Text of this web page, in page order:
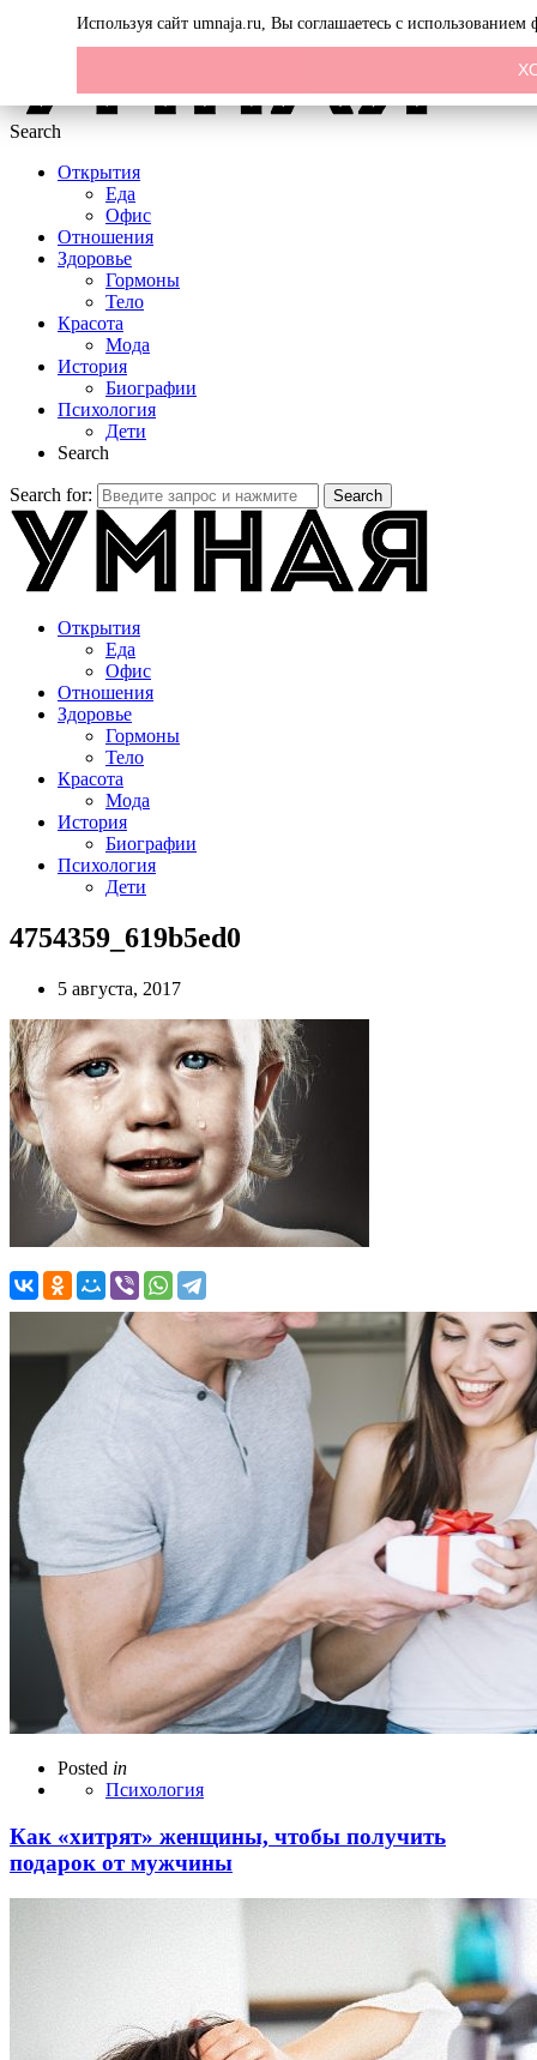
Search
Открытия
Еда
Офис
Отношения
Здоровье
Гормоны
Тело
Красота
Мода
История
Биографии
Психология
Дети
Search
Search for: Search
Открытия
Еда
Офис
Отношения
Здоровье
Гормоны
Тело
Красота
Мода
История
Биографии
Психология
Дети
4754359_619b5ed0
5 августа, 2017
Posted in
Психология
Как «хитрят» женщины, чтобы получить
подарок от мужчины
Используя сайт umnaja.ru, Вы соглашаетесь с использованием